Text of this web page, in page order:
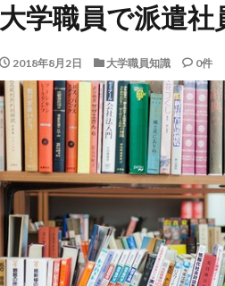
大学職員で派遣
2018年8月2日 大学職員知識 0件